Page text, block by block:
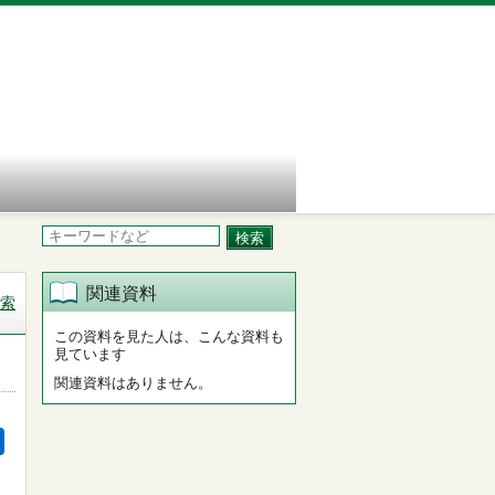
関連資料
この資料を見た人は、こんな資料も
見ています
関連資料はありません。